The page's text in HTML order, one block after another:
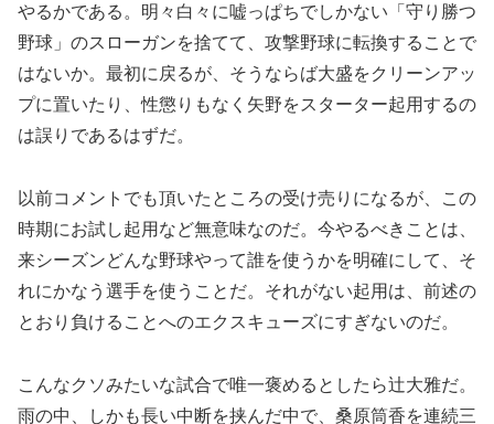
やるかである。明々白々に嘘っぱちでしかない「守り勝つ
野球」のスローガンを捨てて、攻撃野球に転換することで
はないか。最初に戻るが、そうならば大盛をクリーンアッ
プに置いたり、性懲りもなく矢野をスターター起用するの
は誤りであるはずだ。
以前コメントでも頂いたところの受け売りになるが、この
時期にお試し起用など無意味なのだ。今やるべきことは、
来シーズンどんな野球やって誰を使うかを明確にして、そ
れにかなう選手を使うことだ。それがない起用は、前述の
とおり負けることへのエクスキューズにすぎないのだ。
こんなクソみたいな試合で唯一褒めるとしたら辻大雅だ。
雨の中、しかも長い中断を挟んだ中で、桑原筒香を連続三